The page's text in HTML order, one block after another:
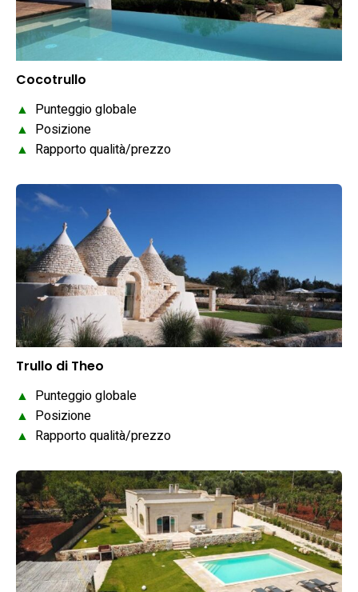
Cocotrullo
▲ Punteggio globale
▲ Posizione
▲ Rapporto qualità/prezzo
Trullo di Theo
▲ Punteggio globale
▲ Posizione
▲ Rapporto qualità/prezzo